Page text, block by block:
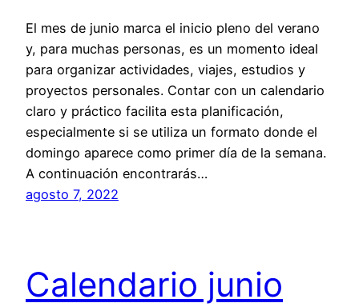
El mes de junio marca el inicio pleno del verano
y, para muchas personas, es un momento ideal
para organizar actividades, viajes, estudios y
proyectos personales. Contar con un calendario
claro y práctico facilita esta planificación,
especialmente si se utiliza un formato donde el
domingo aparece como primer día de la semana.
A continuación encontrarás…
agosto 7, 2022
Calendario junio